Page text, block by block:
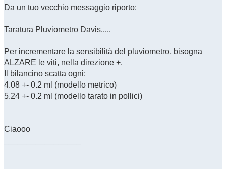
Da un tuo vecchio messaggio riporto:
Taratura Pluviometro Davis.....
Per incrementare la sensibilità del pluviometro, bisogna
ALZARE le viti, nella direzione +.
Il bilancino scatta ogni:
4.08 +- 0.2 ml (modello metrico)
5.24 +- 0.2 ml (modello tarato in pollici)
Ciaooo